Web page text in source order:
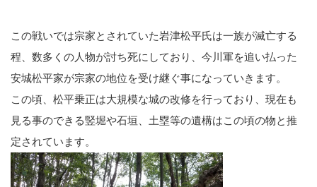
この戦いでは宗家とされていた岩津松平氏は一族が滅亡する
程、数多くの人物が討ち死にしており、今川軍を追い払った
安城松平家が宗家の地位を受け継ぐ事になっていきます。
この頃、松平乗正は大規模な城の改修を行っており、現在も
見る事のできる竪堀や石垣、土塁等の遺構はこの頃の物と推
定されています。